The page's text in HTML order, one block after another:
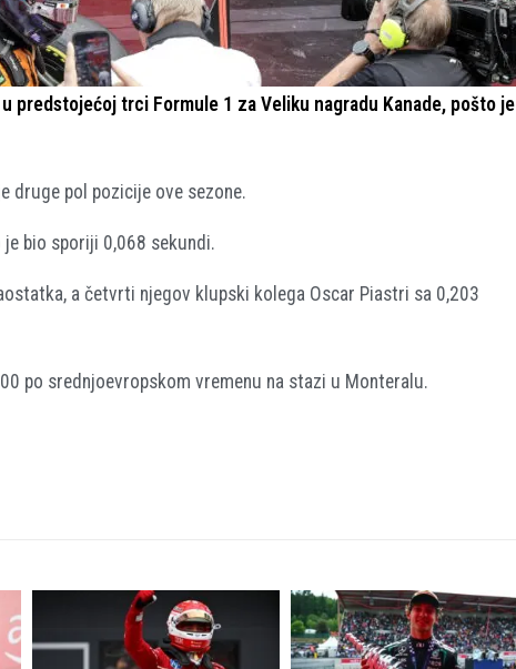
predstojećoj trci Formule 1 za Veliku nagradu Kanade, pošto je
druge pol pozicije ove sezone.
bio sporiji 0,068 sekundi.
a četvrti njegov klupski kolega Oscar Piastri sa 0,203
po srednjoevropskom vremenu na stazi u Monteralu.